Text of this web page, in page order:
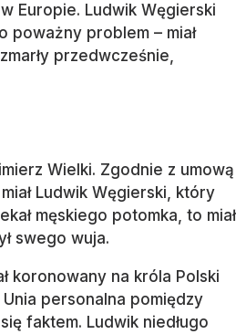
Europie. Ludwik Węgierski
poważny problem – miał
przedwcześnie,
Wielki. Zgodnie z umową
Ludwik Węgierski, który
męskiego potomka, to miał
swego wuja.
koronowany na króla Polski
personalna pomiędzy
faktem. Ludwik niedługo